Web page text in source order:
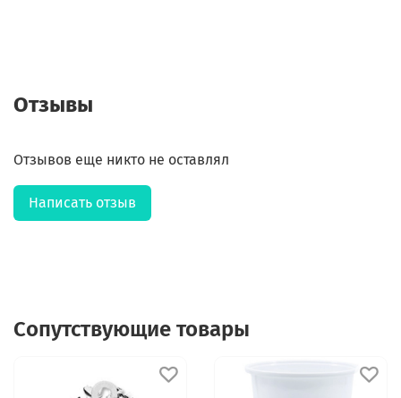
Отзывы
Отзывов еще никто не оставлял
Написать отзыв
Сопутствующие товары